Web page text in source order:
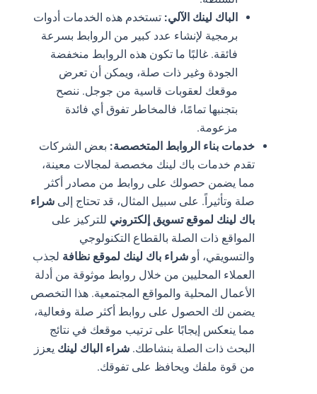
الباك لينك الآلي: تستخدم هذه الخدمات أدوات
برمجية لإنشاء عدد كبير من الروابط بسرعة
فائقة. غالبًا ما تكون هذه الروابط منخفضة
الجودة وغير ذات صلة، ويمكن أن تعرض
موقعك لعقوبات قاسية من جوجل. ننصح
بتجنبها تمامًا، فالمخاطر تفوق أي فائدة
مزعومة.
خدمات بناء الروابط المتخصصة:بعض الشركات
تقدم خدمات باك لينك مخصصة لمجالات معينة،
مما يضمن حصولك على روابط من مصادر أكثر
صلة وتأثيراً. على سبيل المثال، قد تحتاج إلى شراء
باك لينك لموقع تسويق إلكترونيللتركيز على
المواقع ذات الصلة بالقطاع التكنولوجي
والتسويقي، أوشراء باك لينك لموقع نظافةلجذب
العملاء المحليين من خلال روابط موثوقة من أدلة
الأعمال المحلية والمواقع المجتمعية. هذا التخصص
يضمن لك الحصول على روابط أكثر صلة وفعالية،
مما ينعكس إيجابًا على ترتيب موقعك في نتائج
البحث ذات الصلة بنشاطك.شراء الباك لينكيعزز
من قوة ملفك ويحافظ على تفوقك.